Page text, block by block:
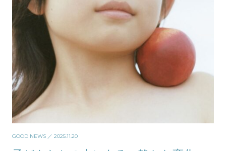
GOOD NEWS ／ 2025.11.20